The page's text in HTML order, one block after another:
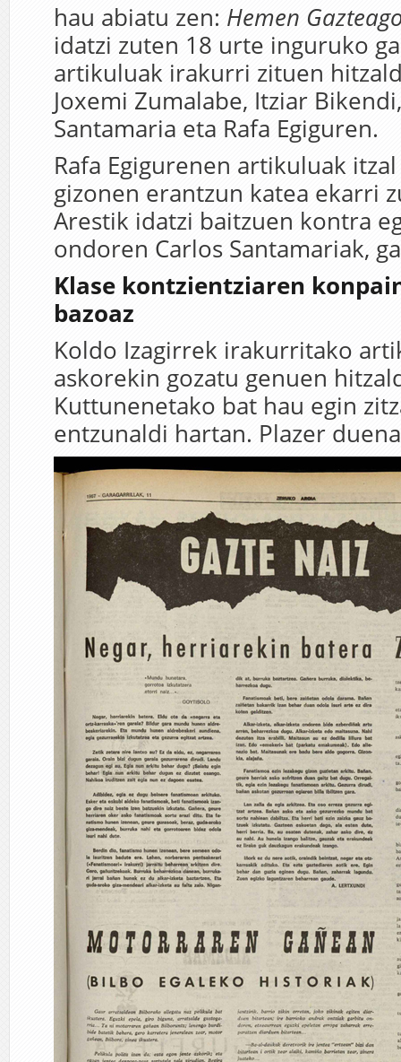
hau abiatu zen: Hemen
idatzi zuten 18 urte inguruko
artikuluak irakurri zituen
Joxemi Zumalabe, Itziar
Santamaria eta Rafa Egiguren.
Rafa Egigurenen artikuluak
gizonen erantzun katea ekarri
Arestik idatzi baitzuen kontra
ondoren Carlos Santamariak,
Klase kontzientziaren
bazoaz
Koldo Izagirrek irakurritako
askorekin gozatu genuen
Kuttunenetako bat hau egin
entzunaldi hartan. Plazer